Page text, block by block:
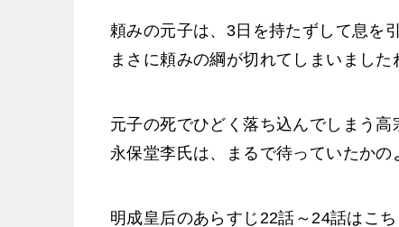
頼みの元子は、3日を持たずして息を
まさに頼みの綱が切れてしまいました
元子の死でひどく落ち込んでしまう高
永保堂李氏は、まるで待っていたかの
明成皇后のあらすじ22話～24話はこち